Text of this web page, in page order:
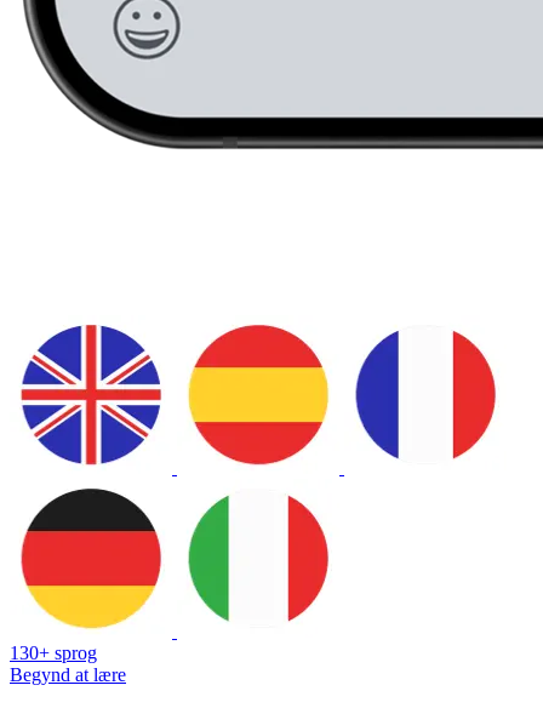
130+ sprog
Begynd at lære